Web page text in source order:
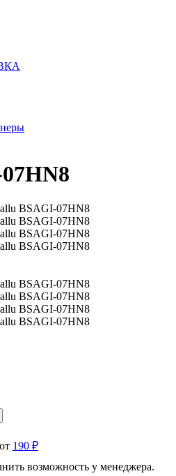
190 ₽
возможность у менеджера.